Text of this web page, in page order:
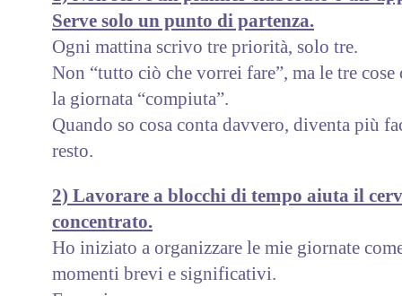
Serve solo un punto di partenza.
Ogni mattina scrivo tre priorità, solo tre.
Non “tutto ciò che vorrei fare”, ma le tre cose
la giornata “compiuta”.
Quando so cosa conta davvero, diventa più
resto.
2) Lavorare a blocchi di tempo aiuta il
concentrato.
Ho iniziato a organizzare le mie giornate
momenti brevi e significativi.